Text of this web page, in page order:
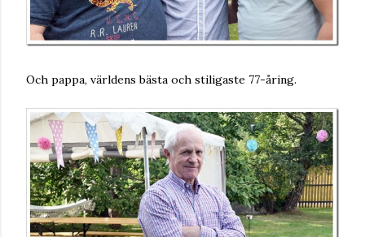
Och pappa, världens bästa och stiligaste 77-åring.